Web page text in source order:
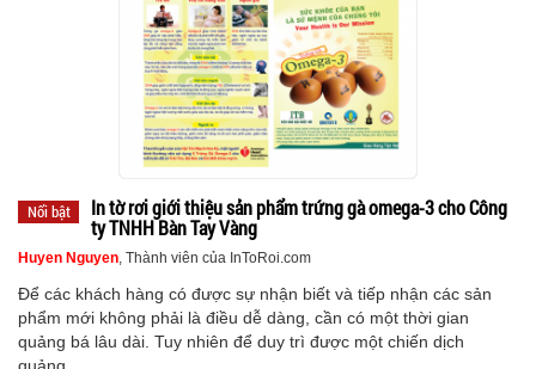
Nổi bật
In tờ rơi giới thiệu sản phẩm trứng gà omega-3 cho Công
ty TNHH Bàn Tay Vàng
Huyen Nguyen , Thành viên của InToRoi.com
Để các khách hàng có được sự nhận biết và tiếp nhận các sản
phẩm mới không phải là điều dễ dàng, cần có một thời gian
quảng bá lâu dài. Tuy nhiên để duy trì được một chiến dịch
quảng...